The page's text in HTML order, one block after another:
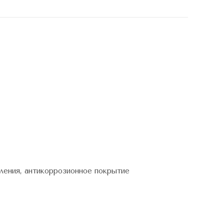
антикоррозионное покрытие